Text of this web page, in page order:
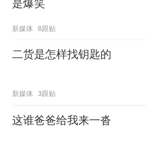
新媒体 8跟贴
二货是怎样找钥匙的
新媒体 3跟贴
这谁爸爸给我来一沓